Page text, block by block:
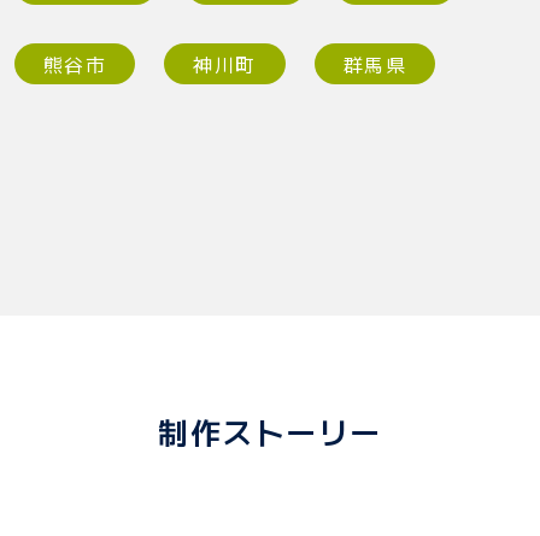
熊谷市 神川町 群馬県
制作ストーリー